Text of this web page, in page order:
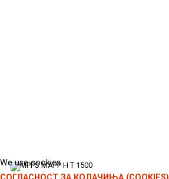
We use cookies